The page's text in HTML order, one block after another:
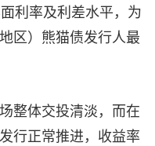
利率及利差水平，为
区）熊猫债发行人最
整体交投清淡，而在
行正常推进，收益率